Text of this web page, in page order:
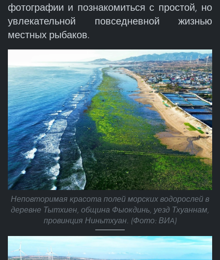
фотографии и познакомиться с простой, но
увлекательной повседневной жизнью
местных рыбаков.
Неповторимая красота полей морских водорослей в
деревне Тытхиен, община Фыокдинь, уезд Тхуаннам,
провинция Ниньтхуан. (Фото: ВИA)